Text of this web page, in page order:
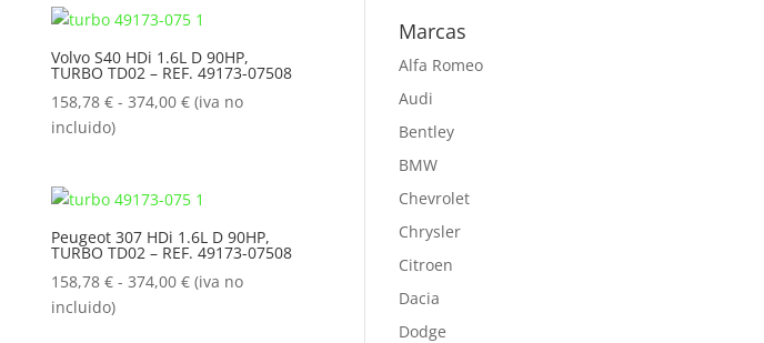
Volvo S40 HDi 1.6L D 90HP,
TURBO TD02 – REF. 49173-07508
158,78 € - 374,00 €Rango
158,78 €
hasta
374,00 €
(iva no
incluido)
Peugeot 307 HDi 1.6L D 90HP,
TURBO TD02 – REF. 49173-07508
158,78 € - 374,00 €Rango
(iva no
incluido)
Marcas
Alfa Romeo
Audi
Bentley
BMW
Chevrolet
Chrysler
Citroen
Dacia
Dodge